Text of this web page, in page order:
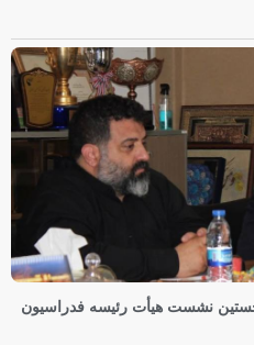
نشست هیأت رئیسه فدراسیون